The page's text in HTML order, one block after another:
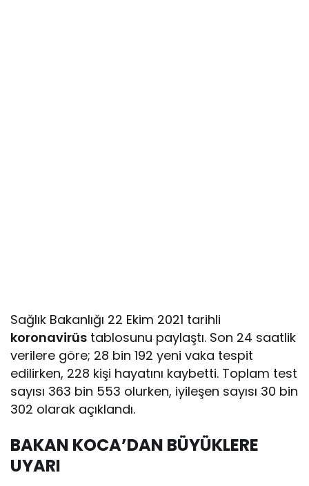
Sağlık Bakanlığı 22 Ekim 2021 tarihli
koronavirüs tablosunu paylaştı. Son 24 saatlik
verilere göre; 28 bin 192 yeni vaka tespit
edilirken, 228 kişi hayatını kaybetti. Toplam test
sayısı 363 bin 553 olurken, iyileşen sayısı 30 bin
302 olarak açıklandı.
BAKAN KOCA’DAN BÜYÜKLERE
UYARI